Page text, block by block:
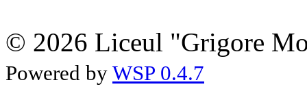
© 2026 Liceul "Grigore
Powered by WSP 0.4.7